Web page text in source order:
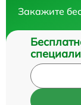
Закажите